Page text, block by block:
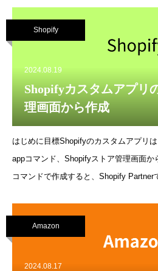
language=Remixhttps://shopify.dev/docs/
remix/v2/apis/admin-apihttps://remix-
package.jsonの確認@shopify/api-
スクリプトに、 graphql-codegenが設定
@shopify/admin-api-client @shopify/sto
Shopify
2024.08.19
Shopifyカスタムアプリ
理画面から作成
はじめに目標Shopifyのカスタムアプリ
appコマンド、Shopifyストア管理画面
コマンドで作成すると、Shopify Partner
成する場合との手順の違いを確認します
つのストア限定でインストールできます
ンの組織をもつ場合、Shopify Partnerで
Amazon
2024.08.17